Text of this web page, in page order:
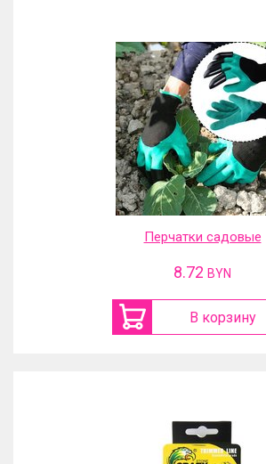
Перчатки садовые
8.72 BYN
В корзину